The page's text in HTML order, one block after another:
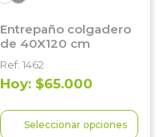
Entrepaño colgadero
de 40X120 cm
Ref: 1462
Hoy: $65.000
Seleccionar opciones